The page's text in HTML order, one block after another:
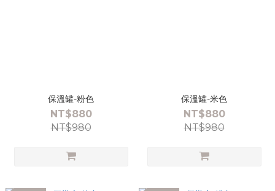
保溫罐-粉色
NT$880
NT$980
保溫罐-米色
NT$880
NT$980